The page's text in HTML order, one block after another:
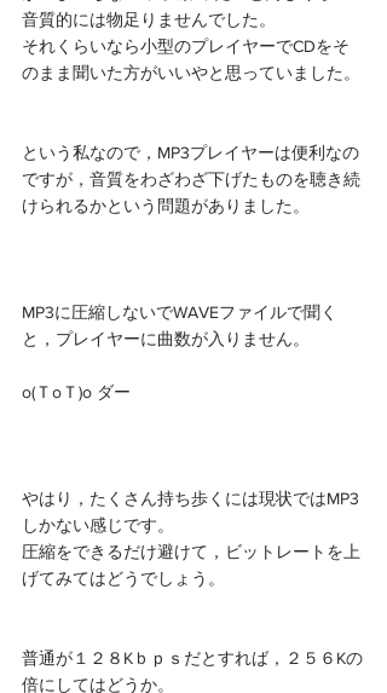
音質的には物足りませんでした。
それくらいなら小型のプレイヤーでCDをそ
のまま聞いた方がいいやと思っていました。
という私なので，MP3プレイヤーは便利なの
ですが，音質をわざわざ下げたものを聴き続
けられるかという問題がありました。
MP3に圧縮しないでWAVEファイルで聞く
と，プレイヤーに曲数が入りません。
o(ＴoＴ)o ダー
やはり，たくさん持ち歩くには現状ではMP3
しかない感じです。
圧縮をできるだけ避けて，ビットレートを上
げてみてはどうでしょう。
普通が１２８Kｂｐｓだとすれば，２５６Kの
倍にしてはどうか。